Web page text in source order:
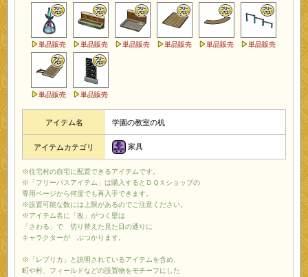
単品販売 単品販売 単品販売 単品販売 単品販売 単品販売
単品販売 単品販売
アイテム名 学園の教室の机
アイテムカテゴリ 家具
※住宅村の自宅に配置できるアイテムです。
※「フリーパスアイテム」は購入するとＤＱＸショップの
専用ページから何度でも再入手できます。
※設置可能な数には上限があるのでご注意ください。
※アイテム名に「改」がつく壁は
「さわる」で 切り替えた見た目の通りに
キャラクターが ぶつかります。
※「レプリカ」と説明されているアイテムを含め、
町や村、フィールドなどの設置物をモチーフにした